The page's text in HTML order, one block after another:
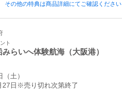
その他の特典は商品詳細にてご確認ください
ト
らいへ体験航海（大阪港）
土）
27日※売り切れ次第終了